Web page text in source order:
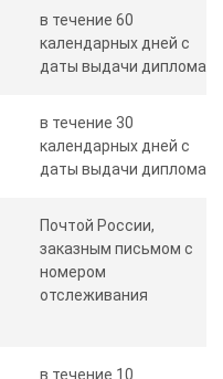
в течение 60
календарных дней с
даты выдачи диплома
в течение 30
календарных дней с
даты выдачи диплома
Почтой России,
заказным письмом с
номером
отслеживания
в течение 10